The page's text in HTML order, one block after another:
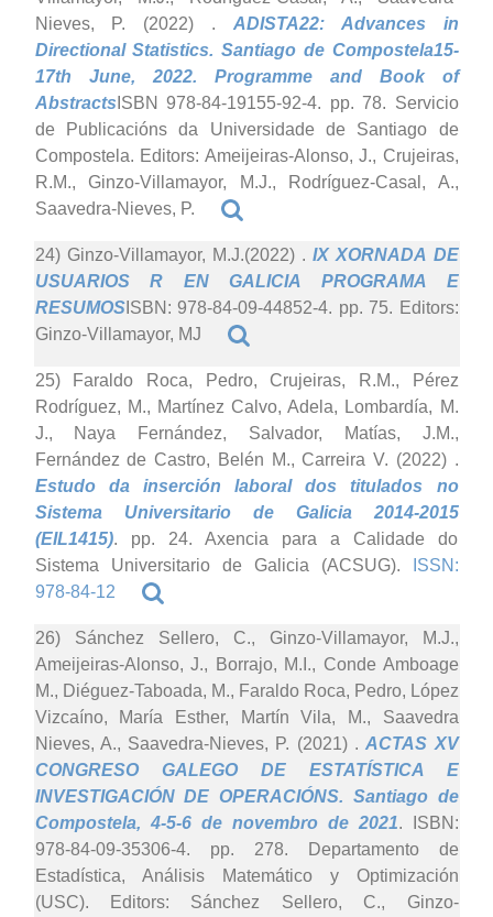
Nieves, P. (2022) . ADISTA22: Advances in
Directional Statistics. Santiago de Compostela15-
17th June, 2022. Programme and Book of
Abstracts ISBN 978-84-19155-92-4. pp. 78. Servicio
de Publicacións da Universidade de Santiago de
Compostela. Editors: Ameijeiras-Alonso, J., Crujeiras,
R.M., Ginzo-Villamayor, M.J., Rodríguez-Casal, A.,
Saavedra-Nieves, P.
24) Ginzo-Villamayor, M.J.(2022) .IX XORNADA DE
USUARIOS R EN GALICIA PROGRAMA E
RESUMOSISBN: 978-84-09-44852-4. pp. 75. Editors:
Ginzo-Villamayor, MJ
25) Faraldo Roca, Pedro, Crujeiras, R.M., Pérez
Rodríguez, M., Martínez Calvo, Adela, Lombardía, M.
J., Naya Fernández, Salvador, Matías, J.M.,
Fernández de Castro, Belén M., Carreira V. (2022) .
Estudo da inserción laboral dos titulados no
Sistema Universitario de Galicia 2014-2015
(EIL1415). pp. 24. Axencia para a Calidade do
Sistema Universitario de Galicia (ACSUG).
ISSN:
978-84-12
26) Sánchez Sellero, C., Ginzo-Villamayor, M.J.,
Ameijeiras-Alonso, J., Borrajo, M.I., Conde Amboage
M., Diéguez-Taboada, M., Faraldo Roca, Pedro, López
Vizcaíno, María Esther, Martín Vila, M., Saavedra
Nieves, A., Saavedra-Nieves, P. (2021) .ACTAS XV
CONGRESO GALEGO DE ESTATÍSTICA E
INVESTIGACIÓN DE OPERACIÓNS. Santiago de
Compostela, 4-5-6 de novembro de 2021. ISBN:
978-84-09-35306-4. pp. 278. Departamento de
Estadística, Análisis Matemático y Optimización
(USC). Editors: Sánchez Sellero, C., Ginzo-